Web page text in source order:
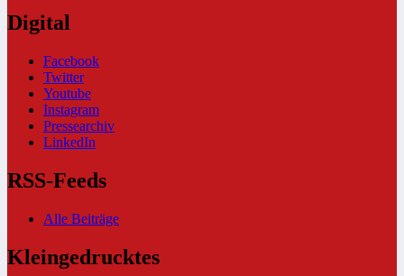
Digital
Facebook
Twitter
Youtube
Instagram
Pressearchiv
LinkedIn
RSS-Feeds
Alle Beiträge
Kleingedrucktes